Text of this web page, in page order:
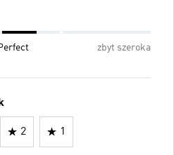
zbyt szeroka
2 1